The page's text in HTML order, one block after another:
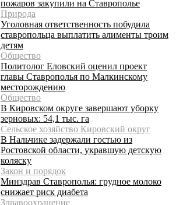
пожаров закупили на Ставрополье
Природа
Уголовная ответственность побудила
ставропольца выплатить алименты троим
детям
Общество
Политолог Еловский оценил проект
главы Ставрополья по Малкинскому
месторождению
Общество
В Кировском округе завершают уборку
зерновых: 54,1 тыс. га
Сельское хозяйство Кировский округ
В Нальчике задержали гостью из
Ростовской области, укравшую детскую
коляску
Закон и порядок
Минздрав Ставрополья: грудное молоко
снижает риск диабета
Здравоохранение